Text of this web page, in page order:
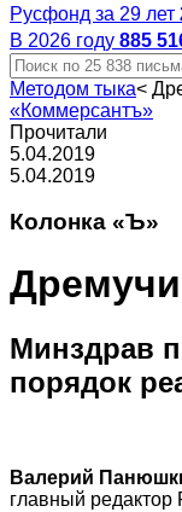
Русфонд за 29 лет
В 2026 году 885
Методом тыка<
«Коммерсантъ»
Прочитали
5.04.2019
5.04.2019
Колонка «Ъ»
Минздрав
порядок
Валерий
главный редактор